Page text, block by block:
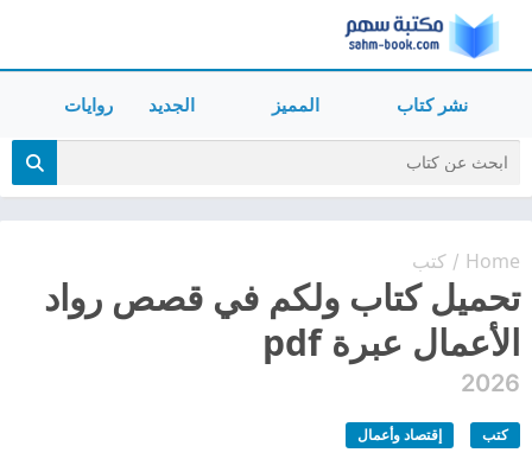
نشر كتاب المميز الجديد روايات
Home
/ كتب
تحميل كتاب ولكم في قصص رواد
الأعمال عبرة pdf
2026
كتب إقتصاد وأعمال